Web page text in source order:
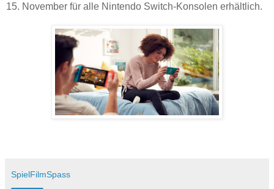
15. November für alle Nintendo Switch-Konsolen erhältlich.
SpielFilmSpass